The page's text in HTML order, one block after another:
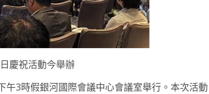
慶祝活動今舉辦
午3時假銀河國際會議中心會議室舉行。本次活動